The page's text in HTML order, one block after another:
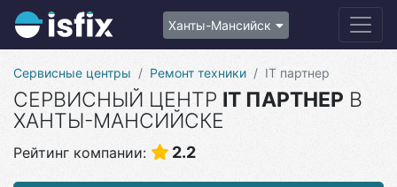
Ханты-Мансийск
Сервисные центры Ремонт техники IT партнер
СЕРВИСНЫЙ ЦЕНТР IT ПАРТНЕР В
ХАНТЫ-МАНСИЙСКЕ
Рейтинг компании: 2.2